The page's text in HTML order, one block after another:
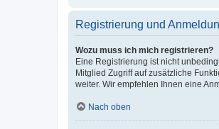
Registrierung und
Wozu muss ich mich registrieren?
Eine Registrierung ist nicht
Mitglied Zugriff auf zusätzliche
weiter. Wir empfehlen Ihnen eine
Nach oben